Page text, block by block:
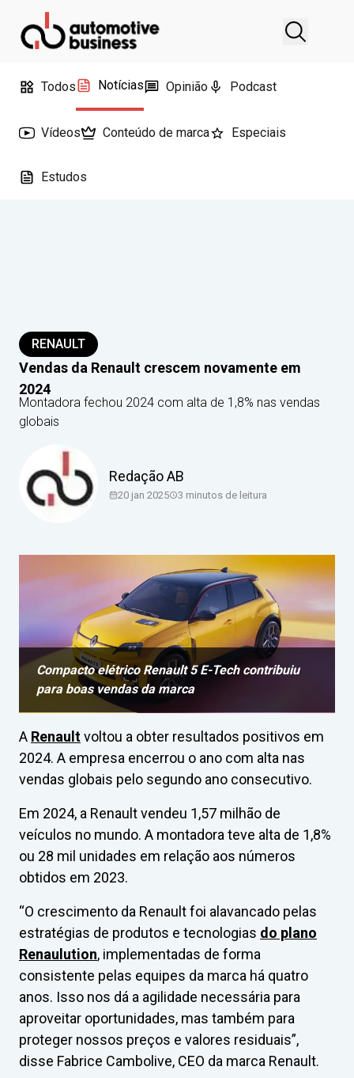
Todos Notícias Opinião Podcast
Vídeos Conteúdo de marca Especiais
Estudos
RENAULT
Vendas da Renault crescem novamente em
2024
Montadora fechou 2024 com alta de 1,8% nas vendas
globais
Redação AB
20 jan 2025 3 minutos de leitura
Compacto elétrico Renault 5 E-Tech contribuiu
para boas vendas da marca
A Renaultvoltou a obter resultados positivos em
2024. A empresa encerrou o ano com alta nas
vendas globais pelo segundo ano consecutivo.
Em 2024, a Renault vendeu 1,57 milhão de
veículos no mundo. A montadora teve alta de 1,8%
ou 28 mil unidades em relação aos números
obtidos em 2023.
“O crescimento da Renault foi alavancado pelas
estratégias de produtos e tecnologias do plano
Renaulution, implementadas de forma
consistente pelas equipes da marca há quatro
anos. Isso nos dá a agilidade necessária para
aproveitar oportunidades, mas também para
proteger nossos preços e valores residuais”,
disse Fabrice Cambolive, CEO da marca Renault.